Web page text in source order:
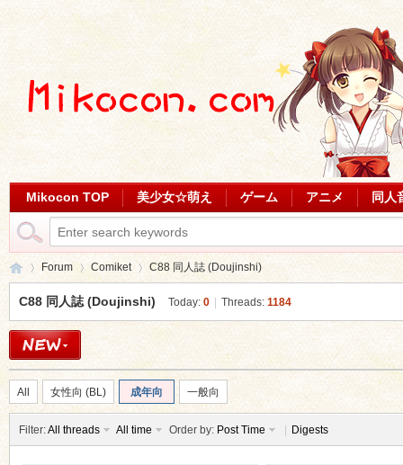
Mikocon TOP 美少女☆萌え ゲーム アニメ 同人
»
Forum Comiket C88 同人誌 (Doujinshi)
C88 同人誌 (Doujinshi) Today: 0 Threads: 1184
All 女性向 (BL) 成年向 一般向
Filter:All threads All time Order by: Post Time Digests